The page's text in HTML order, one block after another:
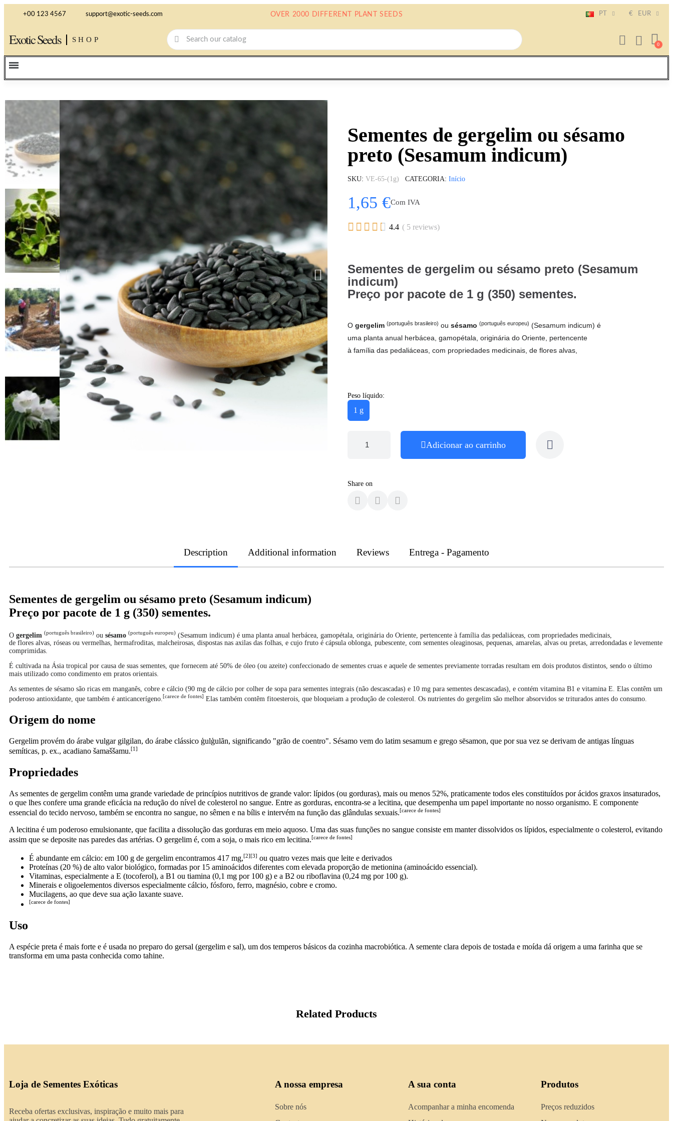
+00 123 4567 support@exotic-seeds.com OVER 2000 DIFFERENT PLANT SEEDS PT € EUR
Exotic Seeds SHOP
Sementes de gergelim ou sésamo
preto (Sesamum indicum)
SKU VE-65-(1g) CATEGORIA Início
1,65 €Com IVA
     4.4 ( 5 reviews)
Sementes de gergelim ou sésamo preto (Sesamum
indicum)
Preço por pacote de 1 g (350) sementes.
O gergelim (português brasileiro) ou sésamo (português europeu) (Sesamum indicum) é
uma planta anual herbácea, gamopétala, originária do Oriente, pertencente
à família das pedaliáceas, com propriedades medicinais, de flores alvas,
Peso líquido:
1 g
Adicionar ao carrinho
Share on
Description Additional information Reviews Entrega - Pagamento
Sementes de gergelim ou sésamo preto (Sesamum indicum)
Preço por pacote de 1 g (350) sementes.
O gergelim (português brasileiro) ou sésamo (português europeu) (Sesamum indicum) é uma planta anual herbácea, gamopétala, originária do Oriente, pertencente à família das pedaliáceas, com propriedades medicinais,
de flores alvas, róseas ou vermelhas, hermafroditas, malcheirosas, dispostas nas axilas das folhas, e cujo fruto é cápsula oblonga, pubescente, com sementes oleaginosas, pequenas, amarelas, alvas ou pretas, arredondadas e levemente
comprimidas.
É cultivada na Ásia tropical por causa de suas sementes, que fornecem até 50% de óleo (ou azeite) confeccionado de sementes cruas e aquele de sementes previamente torradas resultam em dois produtos distintos, sendo o último
mais utilizado como condimento em pratos orientais.
As sementes de sésamo são ricas em manganês, cobre e cálcio (90 mg de cálcio por colher de sopa para sementes integrais (não descascadas) e 10 mg para sementes descascadas), e contém vitamina B1 e vitamina E. Elas contêm um
poderoso antioxidante, que também é anticancerígeno. [carece de fontes] Elas também contêm fitoesterois, que bloqueiam a produção de colesterol. Os nutrientes do gergelim são melhor absorvidos se triturados antes do consumo.
Origem do nome
Gergelim provém do árabe vulgar gilgilan, do árabe clássico ģulģulãn, significando "grão de coentro". Sésamo vem do latim sesamum e grego sēsamon, que por sua vez se derivam de antigas línguas
semíticas, p. ex., acadiano šamaššamu.[1]
Propriedades
As sementes de gergelim contêm uma grande variedade de princípios nutritivos de grande valor: lípidos (ou gorduras), mais ou menos 52%, praticamente todos eles constituídos por ácidos graxos insaturados,
o que lhes confere uma grande eficácia na redução do nível de colesterol no sangue. Entre as gorduras, encontra-se a lecitina, que desempenha um papel importante no nosso organismo. E componente
essencial do tecido nervoso, também se encontra no sangue, no sêmen e na bílis e intervém na função das glândulas sexuais.[carece de fontes]
A lecitina é um poderoso emulsionante, que facilita a dissolução das gorduras em meio aquoso. Uma das suas funções no sangue consiste em manter dissolvidos os lípidos, especialmente o colesterol, evitando
assim que se deposite nas paredes das artérias. O gergelim é, com a soja, o mais rico em lecitina.[carece de fontes]
É abundante em cálcio: em 100 g de gergelim encontramos 417 mg,[2][3] ou quatro vezes mais que leite e derivados
Proteínas (20 %) de alto valor biológico, formadas por 15 aminoácidos diferentes com elevada proporção de metionina (aminoácido essencial).
Vitaminas, especialmente a E (tocoferol), a B1 ou tiamina (0,1 mg por 100 g) e a B2 ou riboflavina (0,24 mg por 100 g).
Minerais e oligoelementos diversos especialmente cálcio, fósforo, ferro, magnésio, cobre e cromo.
Mucilagens, ao que deve sua ação laxante suave.
[carece de fontes]
Uso
A espécie preta é mais forte e é usada no preparo do gersal (gergelim e sal), um dos temperos básicos da cozinha macrobiótica. A semente clara depois de tostada e moída dá origem a uma farinha que se
transforma em uma pasta conhecida como tahine.
Related Products
Loja de Sementes Exóticas
Receba ofertas exclusivas, inspiração e muito mais para
A nossa empresa
Sobre nós
A sua conta
Acompanhar a minha encomenda
Produtos
Preços reduzidos